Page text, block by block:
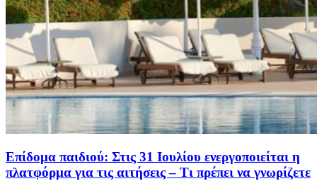
Επίδομα παιδιού: Στις 31 Ιουλίου ενεργοποιείται η
πλατφόρμα για τις αιτήσεις – Τι πρέπει να γνωρίζετε